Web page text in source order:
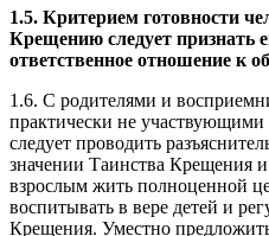
1.5. Критерием готовности
Крещению следует признать
ответственное отношение к
1.6. С родителями и
практически не
следует проводить
значении Таинства Крещения
взрослым жить полноценной
воспитывать в вере детей и
Крещения. Уместно